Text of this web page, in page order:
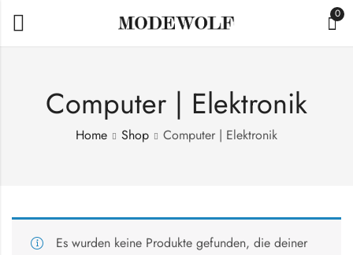
0
Computer | Elektronik
Home Shop Computer | Elektronik
Es wurden keine Produkte gefunden, die deiner